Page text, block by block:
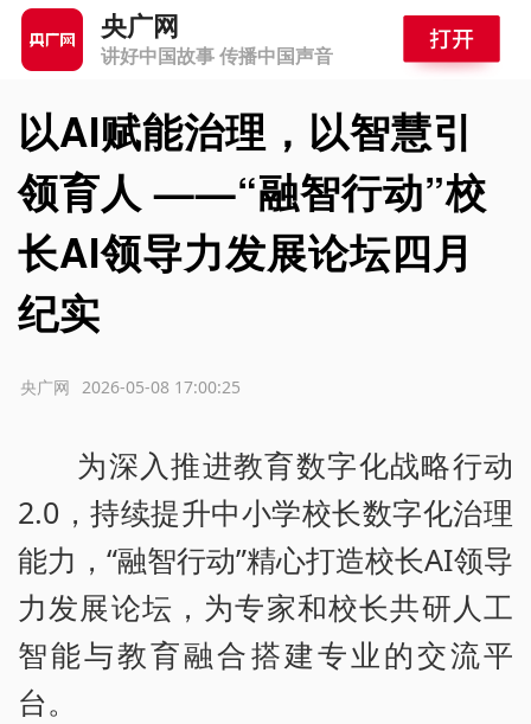
央广网
讲好中国故事 传播中国声音
以AI赋能治理，以智慧引
领育人 ——“融智行动”校
长AI领导力发展论坛四月
纪实
2026-05-08 17:00:25
央广网
为深入推进教育数字化战略行动
2.0，持续提升中小学校长数字化治理
能力，“融智行动”精心打造校长AI领导
力发展论坛，为专家和校长共研人工
智能与教育融合搭建专业的交流平
台。